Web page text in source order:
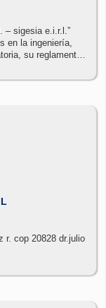
– sigesia e.i.r.l.”
en la ingeniería,
su reglamento,